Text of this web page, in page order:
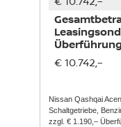
€ 10.742,–
Nissan Qashqai
Schaltgetriebe,
zzgl. € 1.190,–